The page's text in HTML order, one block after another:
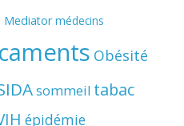
Mediator médecins
Obésité
sommeil tabac
épidémie